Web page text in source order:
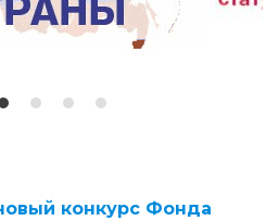
конкурс Фонда